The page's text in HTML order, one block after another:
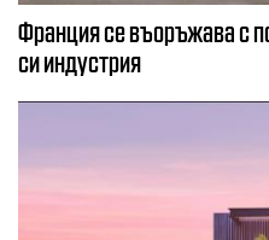
Франция се въоръжава с
си индустрия